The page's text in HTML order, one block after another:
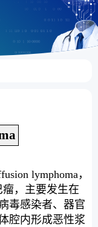
lymphoma，
，主要发生在
毒感染者、器官
腔内形成恶性浆